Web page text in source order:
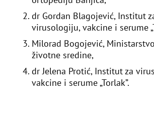
dr Gordan Blagojević, Institut
virusologiju, vakcine i serume
Milorad Bogojević,
životne sredine,
dr Jelena Protić, Institut za
vakcine i serume „Torlak”.